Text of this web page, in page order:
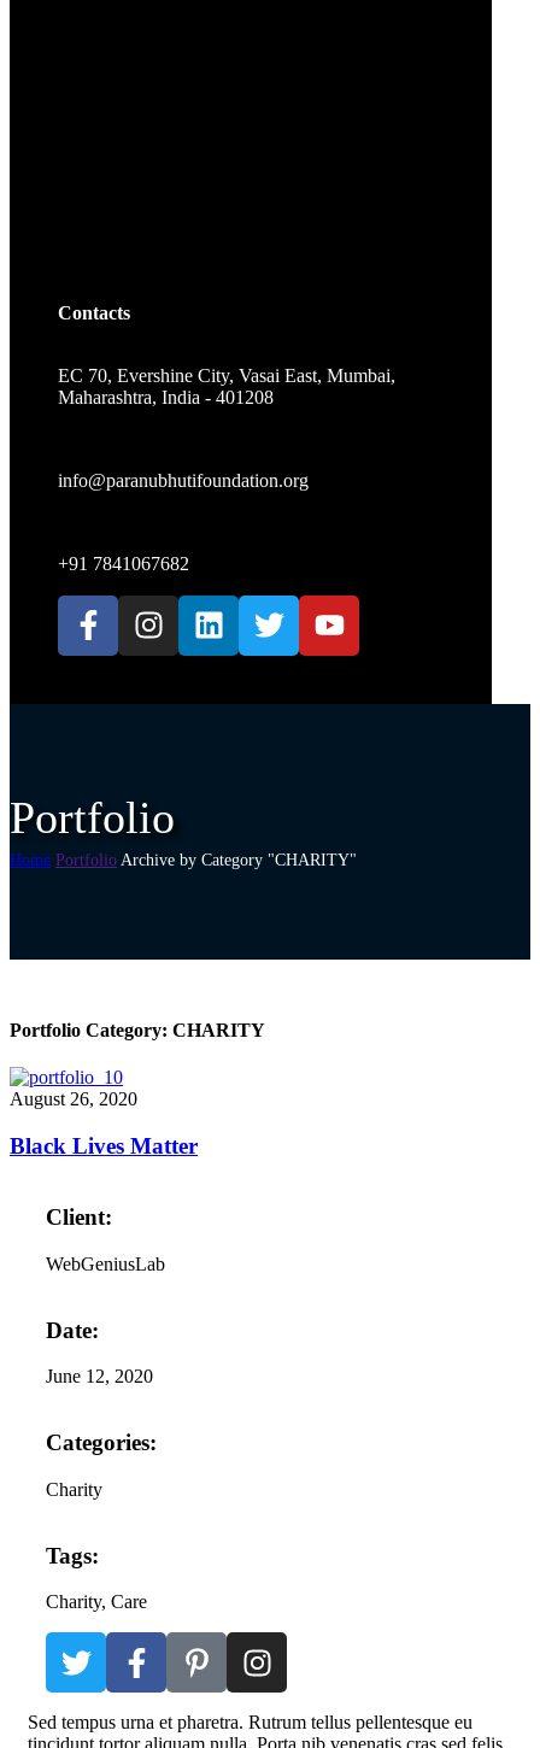
Contacts
EC 70, Evershine City, Vasai East, Mumbai,
Maharashtra, India - 401208
info@paranubhutifoundation.org
+91 7841067682
Portfolio
Home Portfolio Archive by Category "CHARITY"
Portfolio Category: CHARITY
August 26, 2020
Black Lives Matter
Sed tempus urna et pharetra. Rutrum tellus pellentesque eu
Client:
WebGeniusLab
Date:
June 12, 2020
Categories:
Charity
Tags:
Charity, Care